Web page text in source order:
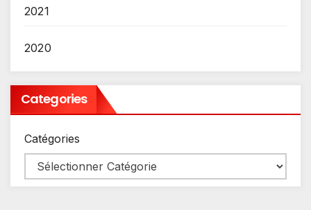
2021
2020
Categories
Catégories